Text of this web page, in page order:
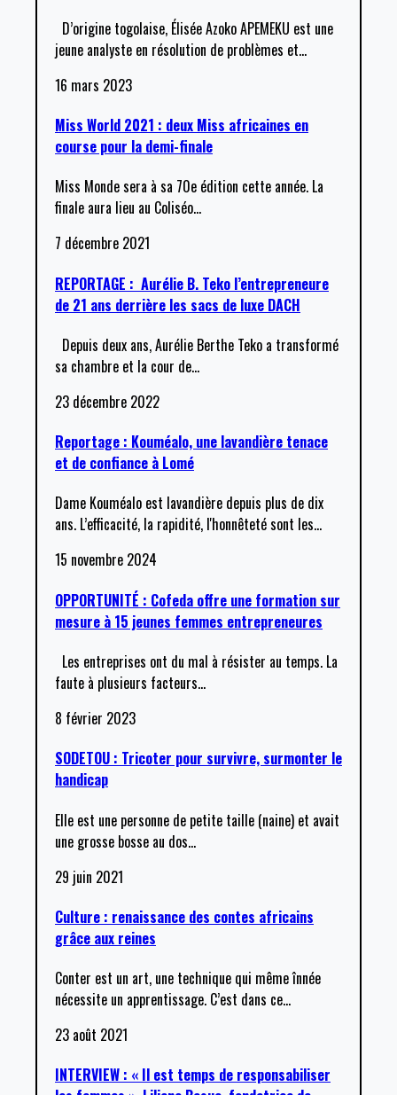
D’origine togolaise, Élisée Azoko APEMEKU est une
jeune analyste en résolution de problèmes et…
16 mars 2023
Miss World 2021 : deux Miss africaines en
course pour la demi-finale
Miss Monde sera à sa 70e édition cette année. La
finale aura lieu au Coliséo…
7 décembre 2021
REPORTAGE : Aurélie B. Teko l’entrepreneure
de 21 ans derrière les sacs de luxe DACH
Depuis deux ans, Aurélie Berthe Teko a transformé
sa chambre et la cour de…
23 décembre 2022
Reportage : Kouméalo, une lavandière tenace
et de confiance à Lomé
Dame Kouméalo est lavandière depuis plus de dix
ans. L’efficacité, la rapidité, l'honnêteté sont les…
15 novembre 2024
OPPORTUNITÉ : Cofeda offre une formation sur
mesure à 15 jeunes femmes entrepreneures
Les entreprises ont du mal à résister au temps. La
faute à plusieurs facteurs…
8 février 2023
SODETOU : Tricoter pour survivre, surmonter le
handicap
Elle est une personne de petite taille (naine) et avait
une grosse bosse au dos…
29 juin 2021
Culture : renaissance des contes africains
grâce aux reines
Conter est un art, une technique qui même înnée
nécessite un apprentissage. C’est dans ce…
23 août 2021
INTERVIEW : « Il est temps de responsabiliser